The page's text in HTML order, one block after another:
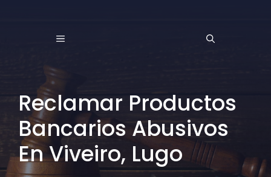
MENÚ
Reclamar Productos
Bancarios Abusivos
En Viveiro, Lugo